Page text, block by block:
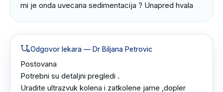
mi je onda uvecana sedimentacija ? Unapred hvala
Odgovor lekara — Dr Biljana Petrovic
Postovana
Potrebni su detaljni pregledi .
Uradite ultrazvuk kolena i zatkolene jame ,dopler